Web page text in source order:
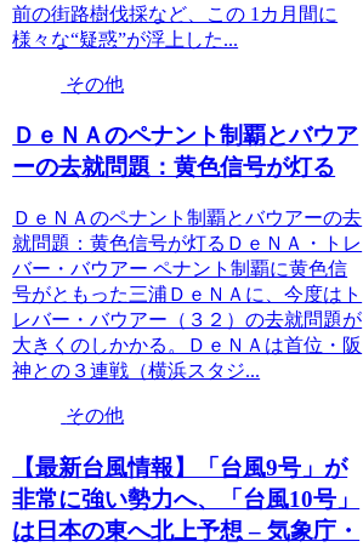
前の街路樹伐採など、この 1カ月間に
様々な“疑惑”が浮上した...
その他
ＤｅＮＡのペナント制覇とバウア
ーの去就問題：黄色信号が灯る
ＤｅＮＡのペナント制覇とバウアーの去
就問題：黄色信号が灯るＤｅＮＡ・トレ
バー・バウアー ペナント制覇に黄色信
号がともった三浦ＤｅＮＡに、今度はト
レバー・バウアー（３２）の去就問題が
大きくのしかかる。ＤｅＮＡは首位・阪
神との３連戦（横浜スタジ...
その他
【最新台風情報】「台風9号」が
非常に強い勢力へ、「台風10号」
は日本の東へ北上予想 – 気象庁・